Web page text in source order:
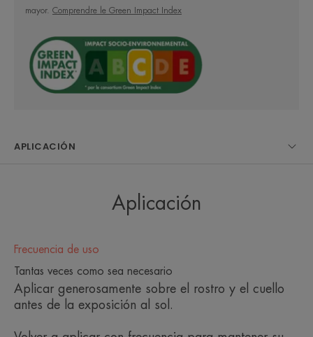
conformidad con el enfoque ecorresponsable de
una conservación óptima. Sin perfume.
Protección solar facial muy alta
grasas, con acción matificante
durante 12 horas.
mayor. Comprendre le Green Impact Index
APLICACIÓN
Aplicación
Frecuencia de uso
Tantas veces como sea necesario
Aplicar generosamente sobre el rostro y el cuello
antes de la exposición al sol.